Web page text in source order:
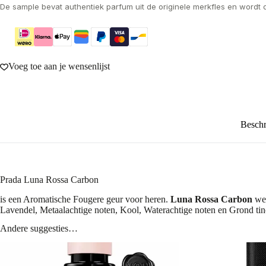
De sample bevat authentiek parfum uit de originele merkfles en
Voeg toe aan je wensenlijst
Prada Luna Rossa Carbon
is een Aromatische Fougere geur voor heren. Luna Rossa Carbon
Lavendel, Metaalachtige noten, Kool, Waterachtige noten en Grond
Andere suggesties…